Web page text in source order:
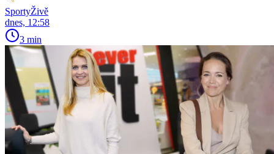
SportyŽivě
dnes, 12:58
3 min